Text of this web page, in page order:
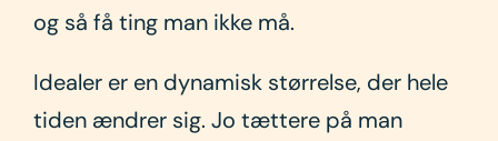
og så få ting man ikke må.
Idealer er en dynamisk størrelse, der hele
tiden ændrer sig. Jo tættere på man